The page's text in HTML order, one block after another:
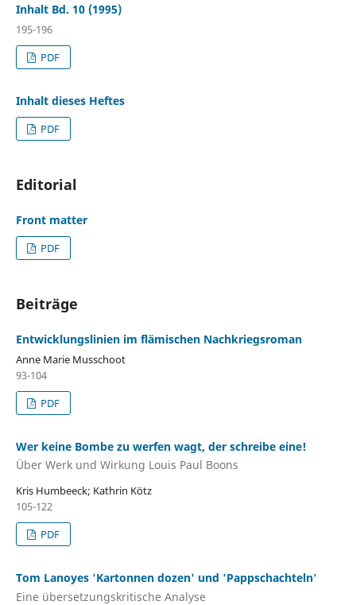
Inhalt Bd. 10 (1995)
195-196
PDF
Inhalt dieses Heftes
PDF
Editorial
Front matter
PDF
Beiträge
Entwicklungslinien im flämischen Nachkriegsroman
Anne Marie Musschoot
93-104
PDF
Wer keine Bombe zu werfen wagt, der schreibe eine!
Über Werk und Wirkung Louis Paul Boons
Kris Humbeeck; Kathrin Kötz
105-122
PDF
Tom Lanoyes 'Kartonnen dozen' und 'Pappschachteln'
Eine übersetzungskritische Analyse